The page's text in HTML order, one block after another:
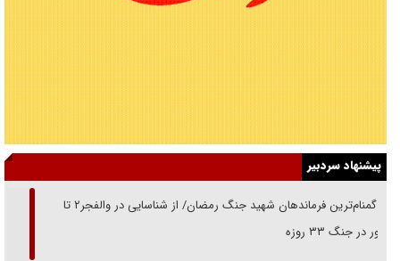
پیشنهاد سردبیر
از گمنام‌ترین فرماندهان شهید جنگ رمضان/ از شناسایی در والفجر۲ تا
حضور در جنگ ۳۳ روزه